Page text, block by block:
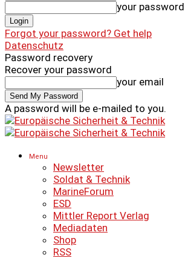
your password
Forgot your password? Get help
Datenschutz
Password recovery
Recover your password
your email
A password will be e-mailed to you.
Menu
Newsletter
Soldat & Technik
MarineForum
ESD
Mittler Report Verlag
Mediadaten
Shop
RSS